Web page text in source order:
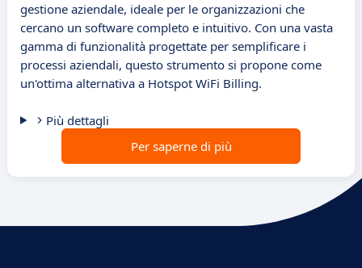
gestione aziendale, ideale per le organizzazioni che
cercano un software completo e intuitivo. Con una vasta
gamma di funzionalità progettate per semplificare i
processi aziendali, questo strumento si propone come
un'ottima alternativa a Hotspot WiFi Billing.
Più dettagli
Per saperne di più